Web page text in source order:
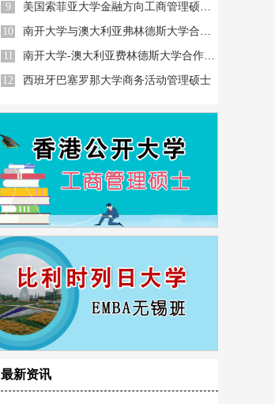
9 美国索菲亚大学金融方向工商管理硕士（FMBA）学位招生简章
10 南开大学与澳大利亚弗林德斯大学合作举办教育领导与管理硕士学位
11 南开大学-澳大利亚费林德斯大学合作办学
12 西班牙巴塞罗那大学商务活动管理硕士
最新资讯